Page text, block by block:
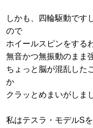
しかも、四輪駆動です
ので
ホイールスピンをする
無音かつ無振動のまま
ちょっと脳が混乱した
か
クラッとめまいがしま
私はテスラ・モデルS